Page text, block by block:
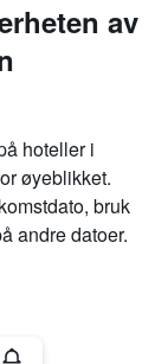
av
hoteller i
øyeblikket.
bruk
andre datoer.